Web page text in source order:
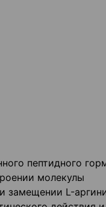
пептидного
молекулы
замещении L-